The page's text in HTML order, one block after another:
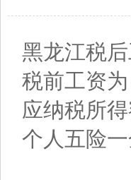
黑龙江税
税前工资为
应纳税所
个人五险